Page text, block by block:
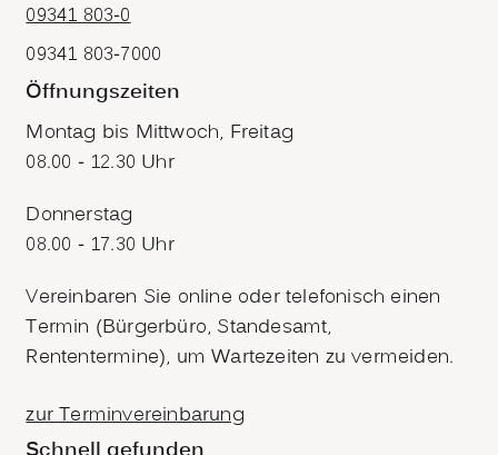
09341 803-0
09341 803-7000
Öffnungszeiten
Montag bis Mittwoch, Freitag
08.00 - 12.30 Uhr
Donnerstag
08.00 - 17.30 Uhr
Vereinbaren Sie online oder telefonisch einen
Termin (Bürgerbüro, Standesamt,
Rententermine), um Wartezeiten zu vermeiden.
zur Terminvereinbarung